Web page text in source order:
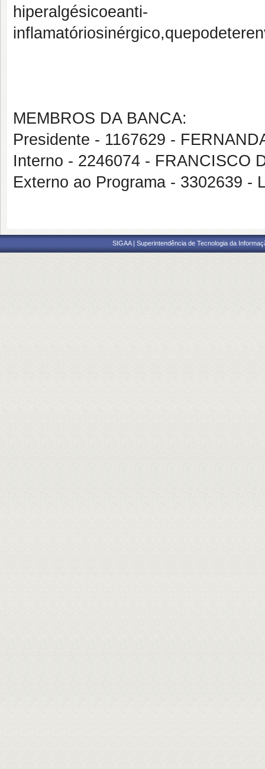
hiperalgésicoeanti-
inflamatóriosinérgico,quepodeter
MEMBROS DA BANCA:
Presidente - 1167629 -
Interno - 2246074 - FRANCISCO
Externo ao Programa - 3302639 -
SIGAA | Superintendência de Tecnologia da